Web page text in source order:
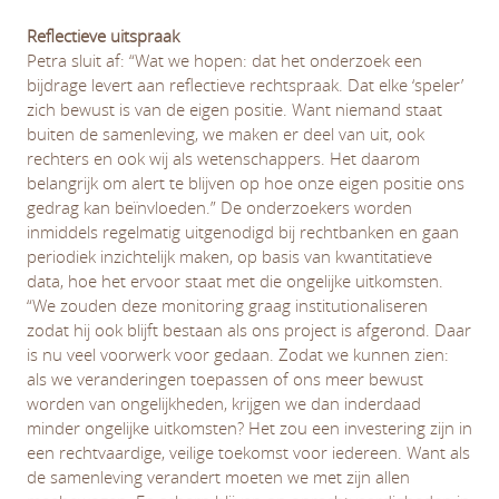
Reflectieve uitspraak
Petra sluit af: “Wat we hopen: dat het onderzoek een
bijdrage levert aan reflectieve rechtspraak. Dat elke ‘speler’
zich bewust is van de eigen positie. Want niemand staat
buiten de samenleving, we maken er deel van uit, ook
rechters en ook wij als wetenschappers. Het daarom
belangrijk om alert te blijven op hoe onze eigen positie ons
gedrag kan beïnvloeden.” De onderzoekers worden
inmiddels regelmatig uitgenodigd bij rechtbanken en gaan
periodiek inzichtelijk maken, op basis van kwantitatieve
data, hoe het ervoor staat met die ongelijke uitkomsten.
“We zouden deze monitoring graag institutionaliseren
zodat hij ook blijft bestaan als ons project is afgerond. Daar
is nu veel voorwerk voor gedaan. Zodat we kunnen zien:
als we veranderingen toepassen of ons meer bewust
worden van ongelijkheden, krijgen we dan inderdaad
minder ongelijke uitkomsten? Het zou een investering zijn in
een rechtvaardige, veilige toekomst voor iedereen. Want als
de samenleving verandert moeten we met zijn allen